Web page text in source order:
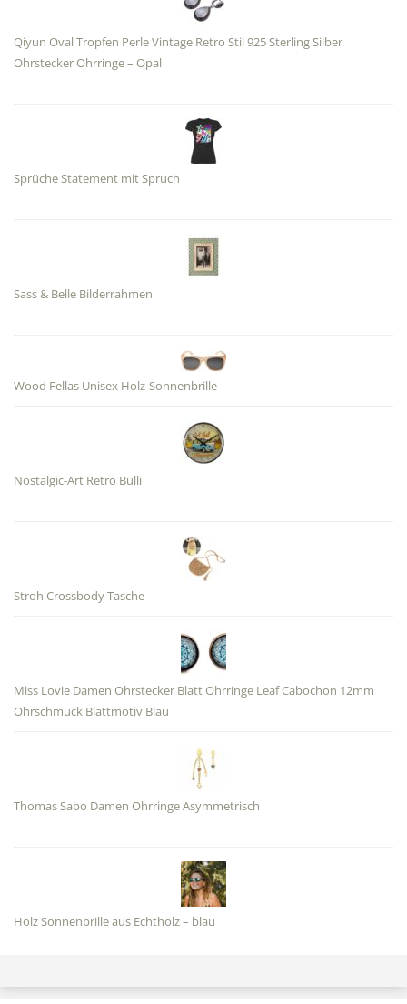
Qiyun Oval Tropfen Perle Vintage Retro Stil 925 Sterling Silber
Ohrstecker Ohrringe – Opal
Sprüche Statement mit Spruch
Sass & Belle Bilderrahmen
Wood Fellas Unisex Holz-Sonnenbrille
Nostalgic-Art Retro Bulli
Stroh Crossbody Tasche
Miss Lovie Damen Ohrstecker Blatt Ohrringe Leaf Cabochon 12mm
Ohrschmuck Blattmotiv Blau
Thomas Sabo Damen Ohrringe Asymmetrisch
Holz Sonnenbrille aus Echtholz – blau